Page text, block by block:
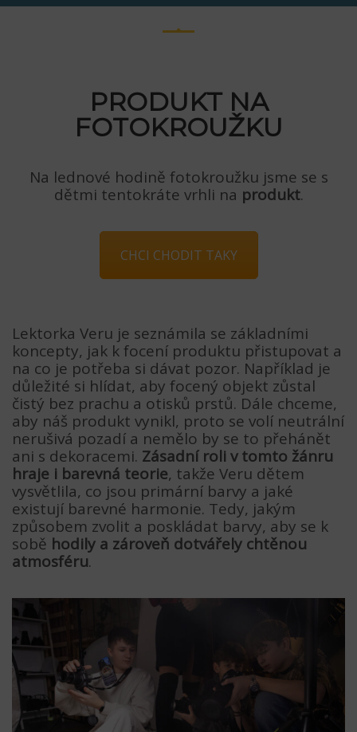
PRODUKT NA
FOTOKROUŽKU
Na lednové hodině fotokroužku jsme se s
dětmi tentokráte vrhli na produkt.
CHCI CHODIT TAKY
Lektorka Veru je seznámila se základními
koncepty, jak k focení produktu přistupovat a
na co je potřeba si dávat pozor. Například je
důležité si hlídat, aby focený objekt zůstal
čistý bez prachu a otisků prstů. Dále chceme,
aby náš produkt vynikl, proto se volí neutrální
nerušivá pozadí a nemělo by se to přehánět
ani s dekoracemi. Zásadní roli v tomto žánru
hraje i barevná teorie, takže Veru dětem
vysvětlila, co jsou primární barvy a jaké
existují barevné harmonie. Tedy, jakým
způsobem zvolit a poskládat barvy, aby se k
sobě hodily a zároveň dotvářely chtěnou
atmosféru.